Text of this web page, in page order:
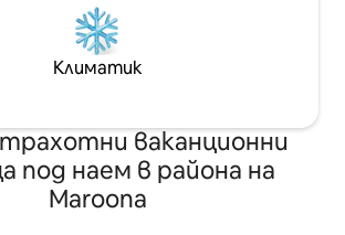
Климатик
ваканционни
под наем в района на
Maroona